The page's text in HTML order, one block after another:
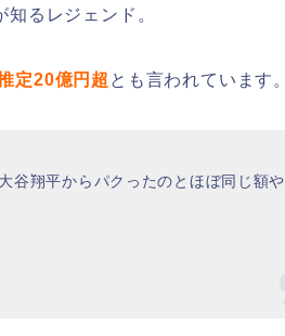
るレジェンド。
定20億円超 とも言われています。
谷翔平からパクったのとほぼ同じ額や